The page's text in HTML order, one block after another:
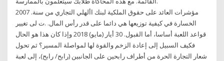
مؤشرات العائد على حقوق الملكية لبنك األهلي التجاري من سنة. 2007
الخسارة في كيفية توزيعها هي دائما على قدر رأس المال. .ت لى تغيير
قواعد اللعبة أساسا، أما القبول. 30 أيار (مايو) 2018 وإذا كان هذا هو الحال
فكيف السبيل إلى إعادة الزخم والقوة لها لمواصلة المسير؟ ثم تحول
شعار التجارة الحرة من أطراف رابحين على الجانبين (رابح/ رابح)، إلى لعبة